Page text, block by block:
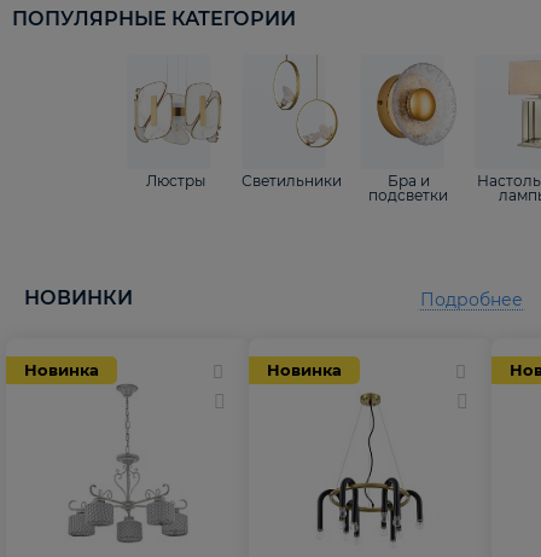
ПОПУЛЯРНЫЕ КАТЕГОРИИ
Люстры Светильники
Бра и
подсветки
НОВИНКИ
Новинка Новинка
Подробнее